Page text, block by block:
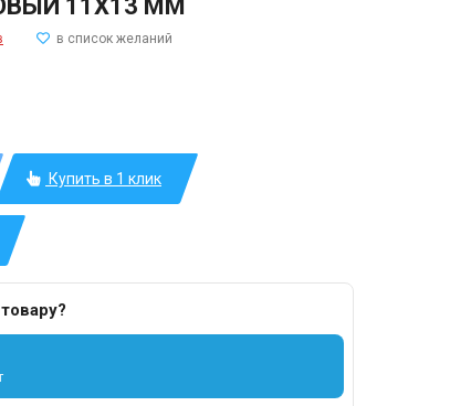
11X13 ММ
Купить в 1 клик